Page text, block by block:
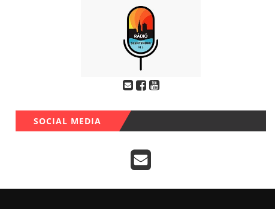
SOCIAL MEDIA